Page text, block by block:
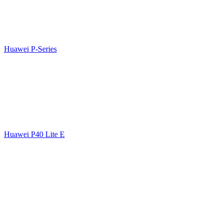
Huawei P-Series
Huawei P40 Lite E